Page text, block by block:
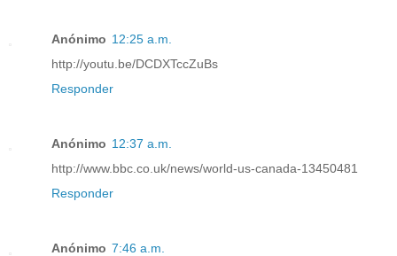
Anónimo 12:25 a.m.
http://youtu.be/DCDXTccZuBs
Responder
Anónimo 12:37 a.m.
http://www.bbc.co.uk/news/world-us-canada-13450481
Responder
Anónimo 7:46 a.m.